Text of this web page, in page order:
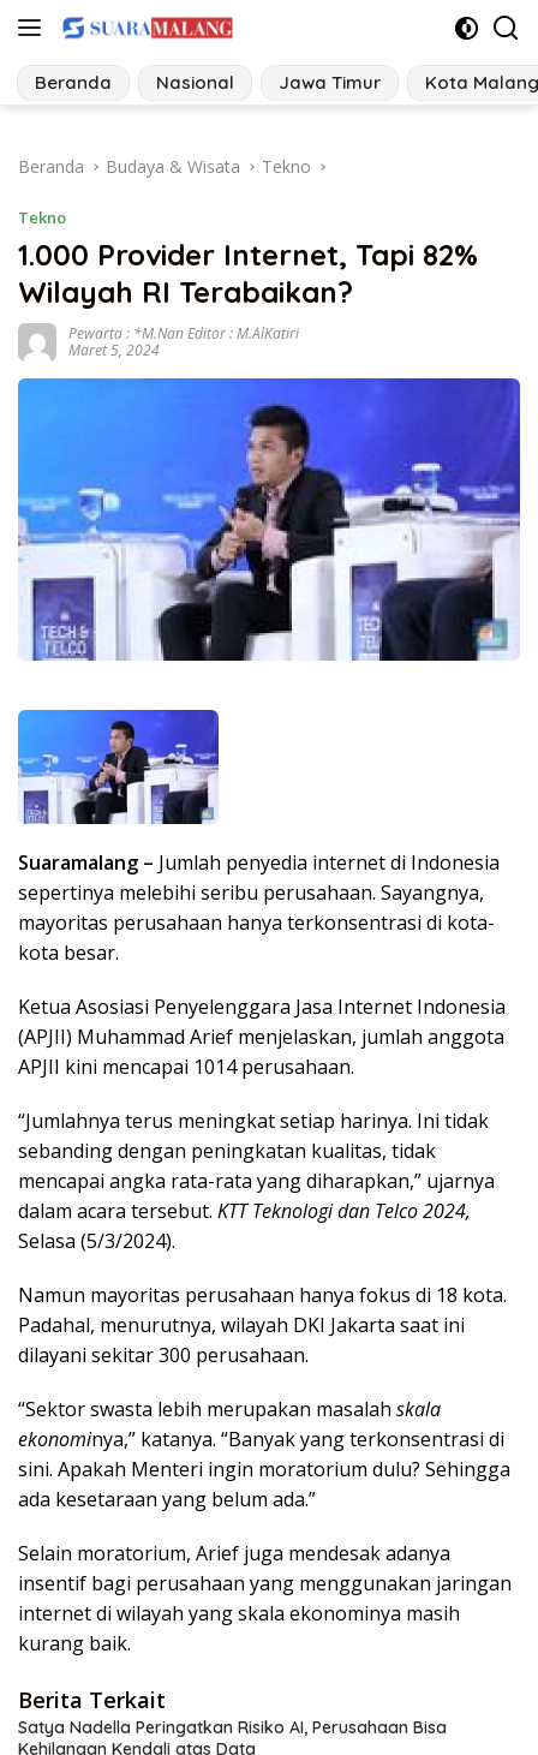
Langsung
konten
Beranda Nasional Jawa Timur Kota Malang
Beranda Budaya & Wisata Tekno
Tekno
1.000 Provider Internet, Tapi 82%
Wilayah RI Terabaikan?
Pewarta : *M.Nan Editor : M.AlKatiri
Maret 5, 2024
Suaramalang – Jumlah penyedia internet di Indonesia
sepertinya melebihi seribu perusahaan. Sayangnya,
mayoritas perusahaan hanya terkonsentrasi di kota-
kota besar.
Ketua Asosiasi Penyelenggara Jasa Internet Indonesia
(APJII) Muhammad Arief menjelaskan, jumlah anggota
APJII kini mencapai 1014 perusahaan.
“Jumlahnya terus meningkat setiap harinya. Ini tidak
sebanding dengan peningkatan kualitas, tidak
mencapai angka rata-rata yang diharapkan,” ujarnya
dalam acara tersebut. KTT Teknologi dan Telco 2024,
Selasa (5/3/2024).
Namun mayoritas perusahaan hanya fokus di 18 kota.
Padahal, menurutnya, wilayah DKI Jakarta saat ini
dilayani sekitar 300 perusahaan.
“Sektor swasta lebih merupakan masalah skala
ekonominya,” katanya. “Banyak yang terkonsentrasi di
sini. Apakah Menteri ingin moratorium dulu? Sehingga
ada kesetaraan yang belum ada.”
Selain moratorium, Arief juga mendesak adanya
insentif bagi perusahaan yang menggunakan jaringan
internet di wilayah yang skala ekonominya masih
kurang baik.
Berita Terkait
Satya Nadella Peringatkan Risiko AI, Perusahaan Bisa
Kehilangan Kendali atas Data